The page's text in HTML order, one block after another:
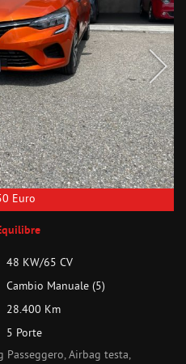
Euro
48 KW/65 CV
Cambio Manuale (5)
28.400 Km
5 Porte
Passeggero, Airbag testa,